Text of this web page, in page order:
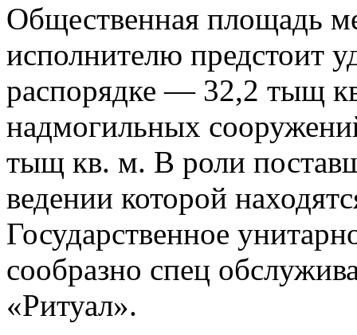
Общественная площадь
исполнителю предстоит
распорядке — 32,2 тыщ
надмогильных
тыщ кв. м. В роли
ведении которой
Государственное
сообразно спец
«Ритуал».